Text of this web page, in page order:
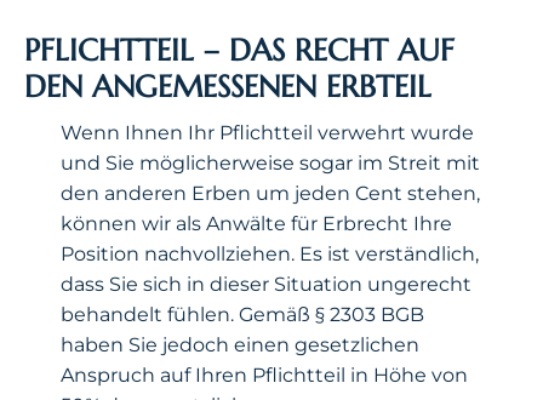
PFLICHTTEIL – DAS RECHT AUF
DEN ANGEMESSENEN ERBTEIL
Wenn Ihnen Ihr Pflichtteil verwehrt wurde
und Sie möglicherweise sogar im Streit mit
den anderen Erben um jeden Cent stehen,
können wir als Anwälte für Erbrecht Ihre
Position nachvollziehen. Es ist verständlich,
dass Sie sich in dieser Situation ungerecht
behandelt fühlen. Gemäß § 2303 BGB
haben Sie jedoch einen gesetzlichen
Anspruch auf Ihren Pflichtteil in Höhe von